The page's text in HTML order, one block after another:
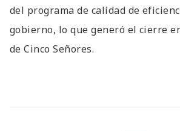
del programa de calidad de
gobierno, lo que generó el cierre
de Cinco Señores.